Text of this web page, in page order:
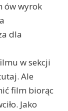
ów wyrok
dla
w sekcji
Ale
film biorąc
Jako